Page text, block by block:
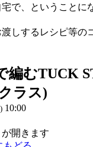
で、ということに
しするレシピ等の
編むTUCK
ラス)
10:00
開きます